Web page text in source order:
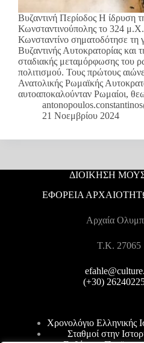
Βυζαντινή Περίοδος Η ίδρυση
Κωνσταντινούπολης το 324
Κωνσταντίνο σηματοδότησε τη
Βυζαντινής Αυτοκρατορίας και
σταδιακής μεταμόρφωσης του
πολιτισμού. Τους πρώτους
Ανατολικής Ρωμαϊκής
αυτοαποκαλούνταν Ρωμαίοι,
21 Νοεμβρίου 2024
ΔΙΟΙΚΗΣΗ
ΕΦΟΡΕΙΑ
Αρχαία
T.K. 27065
(+30)
Χρονολόγιο Ελληνικής
Σταθμοί στην